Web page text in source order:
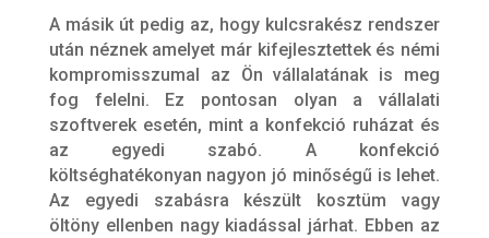
A másik út pedig az, hogy kulcsrakész rendszer
után néznek amelyet már kifejlesztettek és némi
kompromisszumal az Ön vállalatának is meg
fog felelni. Ez pontosan olyan a vállalati
szoftverek esetén, mint a konfekció ruházat és
az egyedi szabó. A konfekció
költséghatékonyan nagyon jó minőségű is lehet.
Az egyedi szabásra készült kosztüm vagy
öltöny ellenben nagy kiadással járhat. Ebben az